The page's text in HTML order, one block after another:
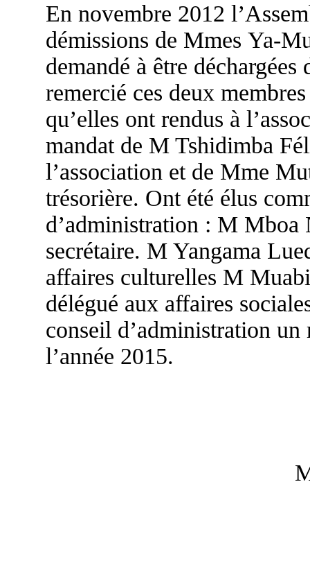
En novembre 2012
démissions de Mmes Ya-
demandé à être
remercié ces deux
qu’elles ont rendus à
mandat de M Tshidimba
l’association et de Mme
trésorière. Ont été élus
d’administration : M Mboa
secrétaire. M Yangama
affaires culturelles M
délégué aux affaires
conseil d’administration un
l’année 2015.